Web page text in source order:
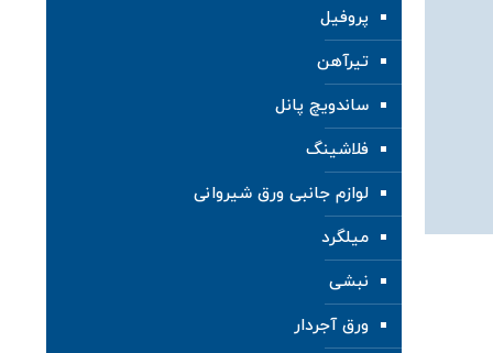
پروفیل
تیرآهن
ساندویچ پانل
فلاشینگ
لوازم جانبی ورق شیروانی
میلگرد
نبشی
ورق آجردار